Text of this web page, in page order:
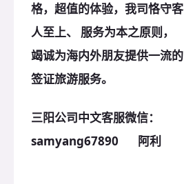
格，超值的体验，我司恪守客
人至上、 服务为本之原则，
竭诚为海内外朋友提供一流的
签证旅游服务。
三阳公司中文客服微信：
samyang67890 阿利